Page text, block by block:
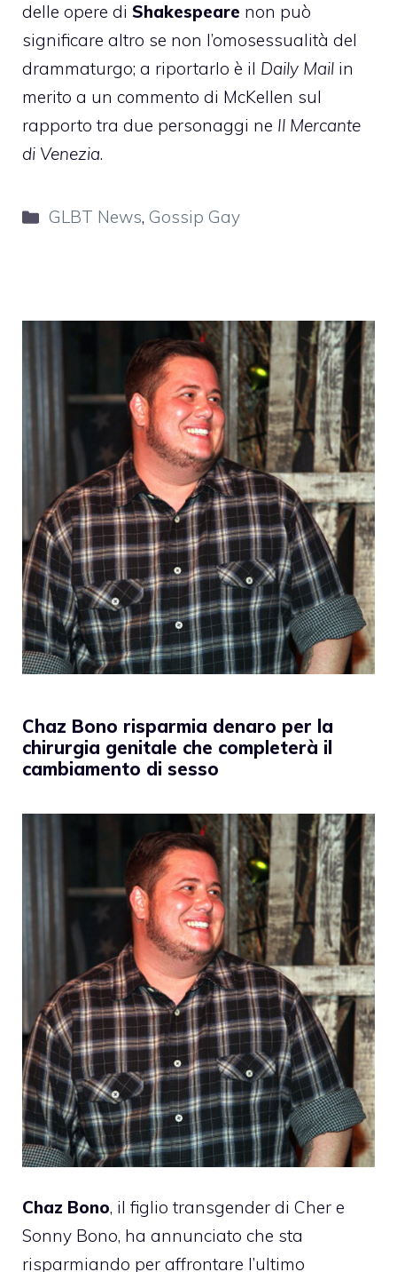
delle opere di Shakespeare non può
significare altro se non l’omosessualità del
drammaturgo; a riportarlo è il Daily Mail in
merito a un commento di McKellen sul
rapporto tra due personaggi ne Il Mercante
di Venezia.
Categorie
GLBT News, Gossip Gay
Chaz Bono risparmia denaro per la
chirurgia genitale che completerà il
cambiamento di sesso
Chaz Bono, il figlio transgender di Cher e
Sonny Bono, ha annunciato che sta
risparmiando per affrontare l’ultimo